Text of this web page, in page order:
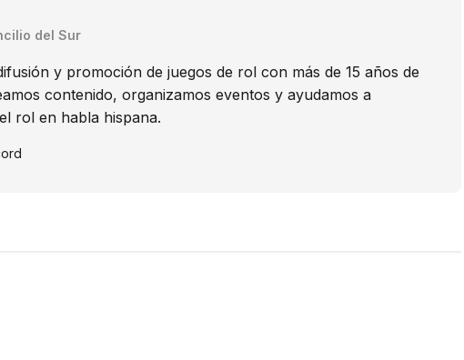
del Sur
y promoción de juegos de rol con más de 15 años de
contenido, organizamos eventos y ayudamos a
rol en habla hispana.